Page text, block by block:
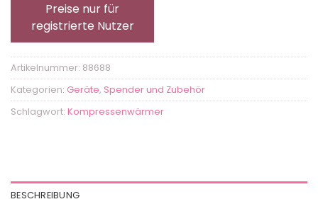
Preise nur für
registrierte Nutzer
Artikelnummer: 88688
Kategorien: Geräte, Spender und Zubehör
Schlagwort: Kompressenwärmer
BESCHREIBUNG